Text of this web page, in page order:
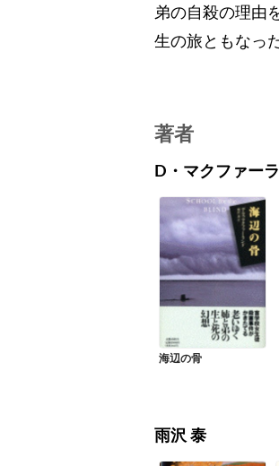
弟の自殺の理由
生の旅ともなっ
著者
D・マクファー
海辺の骨
雨沢 泰